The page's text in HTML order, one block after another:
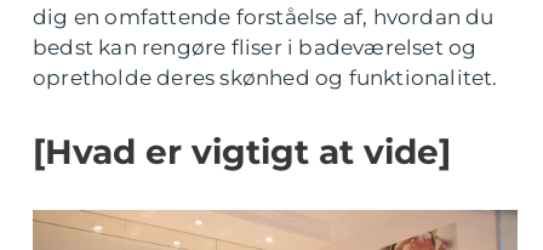
dig en omfattende forståelse af, hvordan du
bedst kan rengøre fliser i badeværelset og
opretholde deres skønhed og funktionalitet.
[Hvad er vigtigt at vide]